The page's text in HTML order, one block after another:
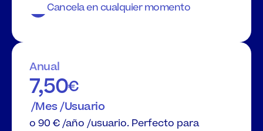
Cancela en cualquier momento
Anual
7,50€
/Mes /Usuario
o 90 € /año /usuario. Perfecto para